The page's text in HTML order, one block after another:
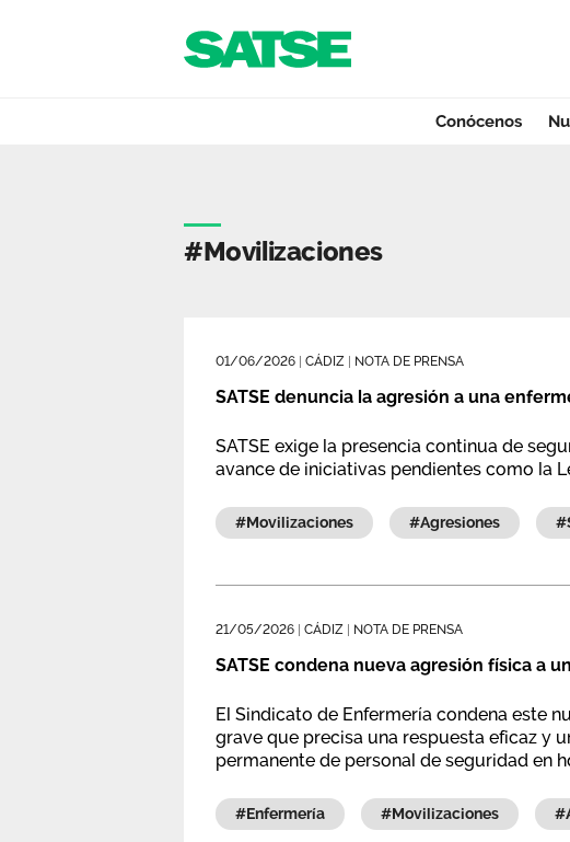
Navegación
Conócenos
Qué ofrecemos
Actualidad
#movilizaciones
01/06/2026 CÁDIZ NOTA DE PRENSA
SATSE denuncia la agresión a una
SATSE exige la presencia continua de
avance de iniciativas pendientes como la
#movilizaciones #agresiones
21/05/2026 CÁDIZ NOTA DE PRENSA
SATSE condena nueva agresión física a
El Sindicato de Enfermería condena este
grave que precisa una respuesta eficaz y
permanente de personal de seguridad en
#enfermería #movilizaciones